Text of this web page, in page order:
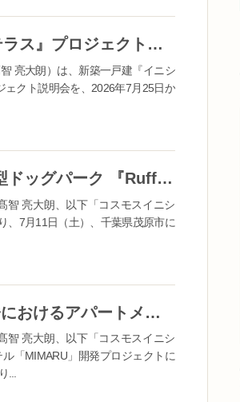
新築一戸建『イニシアフォーラム大森山王ヒルトップテラス』プロジェクト説明会開始 多くの文士が居住した歴史を持つ「大田区山王」の地に全9邸誕生
亮大朗）は、新築一戸建『イニシ
クト説明会を、2026年7月25日か
茂原市の閉園した観光施設をドッグパークへ再生 複合型ドッグパーク 『Ruff-Laugh Chiba（ラフラフ千葉）』 2026年7月11日グランドオープン 期間限定プールエリア新設
智 亮大朗、以下「コスモスイニシ
7月11日（土）、千葉県茂原市に
コスモスイニシア不動産投資顧問第1号案件 大阪心斎橋におけるアパートメントホテル「MIMARU」開発プロジェクトを推進
智 亮大朗、以下「コスモスイニシ
「MIMARU」開発プロジェクトに
...